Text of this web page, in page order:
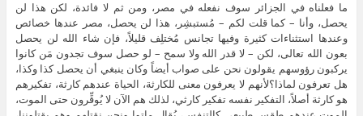
ما فعلناه في الجزائر سوف نفعله في مصر، ومن ثم لا فائدة، لكن هذا لن
يحصل، وأنا – كما قلت لكم – مُستبشِر، هذا لن يحصل، مصر عندها خصائص
وعندها استثناءات كثيرة وفيها تجانس مُختلِف قليلاً، فإن شاء الله لن يحصل
بعون الله تعالى، لكن – لا قدر الله ولا سمح – لو حصل سوف تجدون مَن كانوا
يركبون رؤوسهم يقولون نحن على صواب أيضاً وكان ينبغي أن يحصل كذا وكذا،
هل تعرفون لماذا؟لأنهم لا يعرفون معنى للكارثة، الحياة عندهم كارثة، تفكيرهم
هو كارثة أصلاً، التفكير نفسه تفكير كارثي، لذلك هم الآن لا يُوقِّرون حتى الموت،